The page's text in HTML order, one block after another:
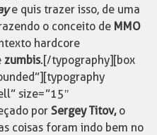
e quis trazer isso, de uma
o conceito de MMO
hardcore
zumbis.[/typography][box
size=”15″
por Sergey Titov,o
coisas foram indo bem no